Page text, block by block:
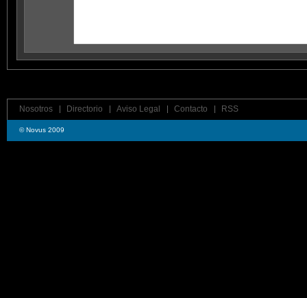
Nosotros Directorio Aviso Legal Contacto RSS
© Novus 2009